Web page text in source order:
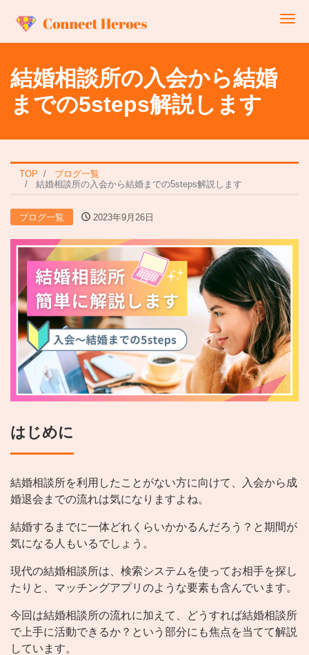
結婚相談所の入会から結婚
までの5steps解説します
TOP
ブログ一覧
結婚相談所の入会から結婚までの5steps解説します
ブログ一覧 2023年9月26日
はじめに
結婚相談所を利用したことがない方に向けて、入会から成
婚退会までの流れは気になりますよね。
結婚するまでに一体どれくらいかかるんだろう？と期間が
気になる人もいるでしょう。
現代の結婚相談所は、検索システムを使ってお相手を探し
たりと、マッチングアプリのような要素も含んでいます。
今回は結婚相談所の流れに加えて、どうすれば結婚相談所
で上手に活動できるか？という部分にも焦点を当てて解説
しています。